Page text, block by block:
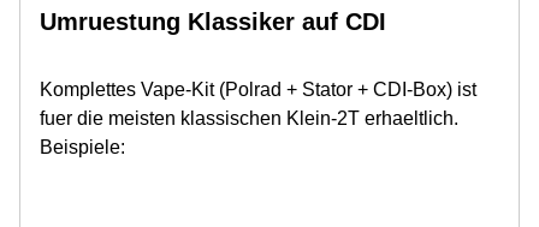
Umruestung Klassiker auf CDI
Komplettes Vape-Kit (Polrad + Stator + CDI-Box) ist
fuer die meisten klassischen Klein-2T erhaeltlich.
Beispiele: